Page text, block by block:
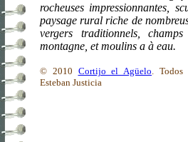
rocheuses impressionnantes,
paysage rural riche de
vergers traditionnels,
montagne, et moulins a à eau.
© 2010 Cortijo el Agüelo. Todos
Esteban Justicia